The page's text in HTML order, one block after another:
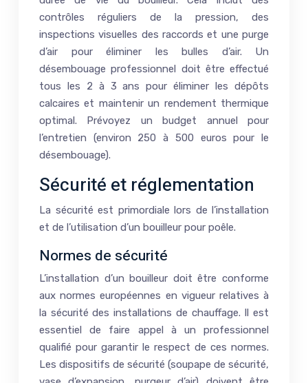
contrôles réguliers de la pression, des
inspections visuelles des raccords et une purge
d’air pour éliminer les bulles d’air. Un
désembouage professionnel doit être effectué
tous les 2 à 3 ans pour éliminer les dépôts
calcaires et maintenir un rendement thermique
optimal. Prévoyez un budget annuel pour
l’entretien (environ 250 à 500 euros pour le
désembouage).
Sécurité et réglementation
La sécurité est primordiale lors de l’installation
et de l’utilisation d’un bouilleur pour poêle.
Normes de sécurité
L’installation d’un bouilleur doit être conforme
aux normes européennes en vigueur relatives à
la sécurité des installations de chauffage. Il est
essentiel de faire appel à un professionnel
qualifié pour garantir le respect de ces normes.
Les dispositifs de sécurité (soupape de sécurité,